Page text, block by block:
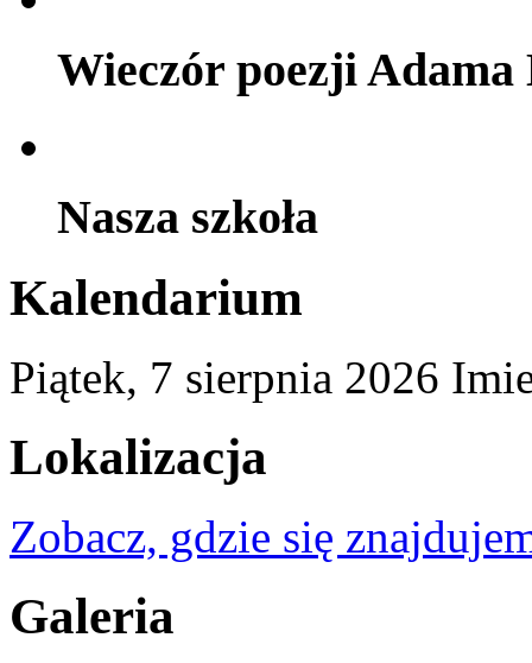
Wieczór poezji
Nasza szkoła
Kalendarium
Piątek, 7 sierpnia 2026
Lokalizacja
Zobacz, gdzie się
Galeria